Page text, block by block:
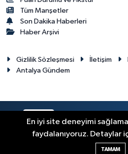
Tüm Manşetler
Son Dakika Haberleri
Haber Arşivi
Gizlilik Sözleşmesi İletişim
Antalya Gündem
RSS Copyright ©
Haber Yazılımı:
En iyi site deneyimi
faydalanıyoruz. Detaylar
TAMAM